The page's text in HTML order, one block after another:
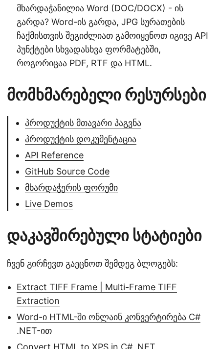
მხარდაჭანილია Word (DOC/DOCX) - ის
გარდა? Word-ის გარდა, JPG სურათების
ჩაქმისთვის შეგიძლიათ გამოიყენოთ იგივე API
პუნქტები სხვადასხვა ფორმატებში,
როგორიცაა PDF, RTF და HTML.
მომხმარებელი რესურსები
პროდუქტის მთავარი პაგვნა
პროდუქტის დოკუმენტაცია
API Reference
GitHub Source Code
მხარდაჭერის ფორუმი
Live Demos
დაკავშირებული სტატიები
ჩვენ გირჩევთ გაეცნოთ შემდეგ ბლოგებს:
Extract TIFF Frame | Multi-Frame TIFF
Extraction
Word-ი HTML-ში ონლაინ კონვერტირება C#
.NET-ით
Convert HTML to XPS in C# .NET